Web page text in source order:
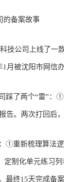
备案故事
公司上线了一款
月被沈阳市网信
了两个“雷”：①
告。两次打回后，
新梳理算法逻
定制化单元练习
最终15天完成备